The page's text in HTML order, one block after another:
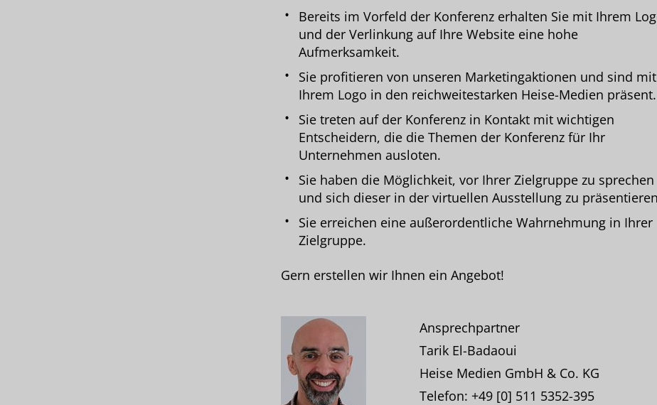
Bereits im Vorfeld der Konferenz erhalten Sie mit Ihrem
und der Verlinkung auf Ihre Website eine hohe
Aufmerksamkeit.
Sie profitieren von unseren Marketingaktionen und sind mit
Ihrem Logo in den reichweitestarken Heise-Medien präsent.
Sie treten auf der Konferenz in Kontakt mit wichtigen
Entscheidern, die die Themen der Konferenz für Ihr
Unternehmen ausloten.
Sie haben die Möglichkeit, vor Ihrer Zielgruppe zu sprechen
und sich dieser in der virtuellen Ausstellung zu
Sie erreichen eine außerordentliche Wahrnehmung in Ihrer
Zielgruppe.
Gern erstellen wir Ihnen ein Angebot!
Ansprechpartner
Tarik El-Badaoui
Heise Medien GmbH & Co. KG
Telefon: +49 [0] 511 5352-395